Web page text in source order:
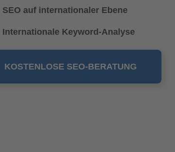
SEO auf internationaler Ebene
Internationale Keyword-Analyse
KOSTENLOSE SEO-BERATUNG